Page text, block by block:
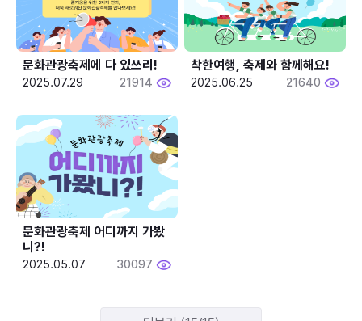
문화관광축제에 다 있쓰리!
2025.07.29 21914
착한여행, 축제와 함께해요!
2025.06.25 21640
문화관광축제 어디까지 가봤
니?!
2025.05.07 30097